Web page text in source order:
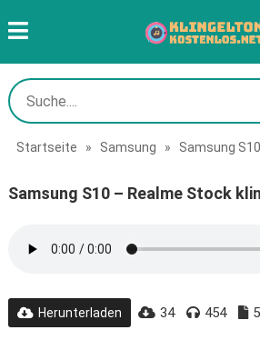
Startseite » Samsung » Samsung
Samsung S10 – Realme Stock
Herunterladen 34 454